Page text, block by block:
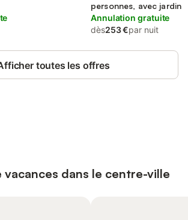
personnes, avec jardin
Annulation gratuite
dès253 €par nuit
toutes les offres
vacances dans le centre-ville